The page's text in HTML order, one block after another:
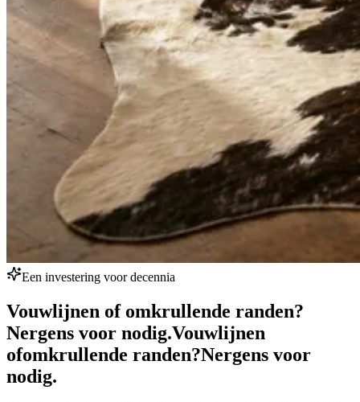
Een investering voor decennia
Vouwlijnen of omkrullende randen?
Nergens voor nodig.Vouwlijnen
ofomkrullende randen?Nergens voor
nodig.